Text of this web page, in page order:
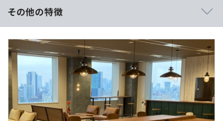
◎
当職種の方については案件上長や札幌オフィス担当PMと
それぞれ会話する機会があります！
■日々のMTG：案件毎に朝会や夕会を開催
■チャットツール活用：業務をする中で不明点があった際
にはSlack等を通じて気軽に相談できる環境◎
■勉強会：毎回録画もおこなっており、新規参画者も随時
共有しています！
■ランチ会・飲み会：交流のため状況を見ながらランチ会
や飲み会を開催していく予定です。
年俸制（分割回数12回）
年俸制 4,020,000円～5,520,000円
※入社時想定年収
月給\335,000～ 基本給\251,690～ 固定残業代(月
45H)\83,310～等を含む/月
超過分は別途支給。
その他の特徴